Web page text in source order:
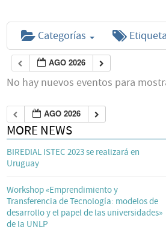
Categorías
AGO 2026
No hay nuevos eventos para
AGO 2026
MORE NEWS
BIREDIAL ISTEC 2023 se realizará en
Uruguay
Workshop «Emprendimiento y
Transferencia de Tecnología: modelos de
desarrollo y el papel de las universidades»
de la UNLP